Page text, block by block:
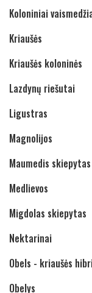
Koloniniai
Kriaušės
Kriaušės koloninės
Lazdynų riešutai
Ligustras
Magnolijos
Maumedis skiepytas
Medlievos
Migdolas skiepytas
Nektarinai
Obels - kriaušės
Obelys